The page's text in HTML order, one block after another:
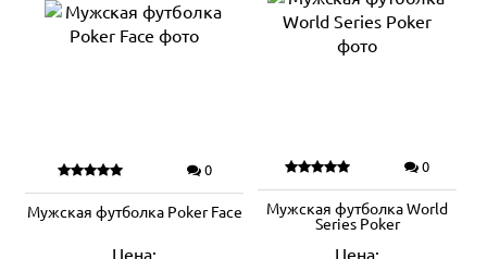
0
Мужская футболка Poker Face
Цена:
0
Мужская футболка World
Series Poker
Цена: